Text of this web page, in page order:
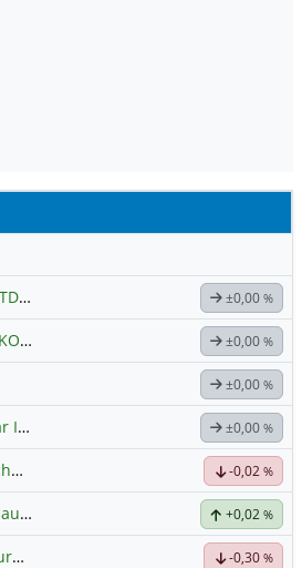
DRONESHIELD LTDHauptdiskussion ±0,00 %
DEUTSCHE TELEKOM ±0,00 %
±0,00 %
PlasCred Circular Innovations ±0,00 %
Palantir ohne Schnickschnack -0,02 %
SpaceX-Haupt-Hauptforum +0,02 %
Keel Infrastructure Corporation Hauptdiskussion -0,30 %